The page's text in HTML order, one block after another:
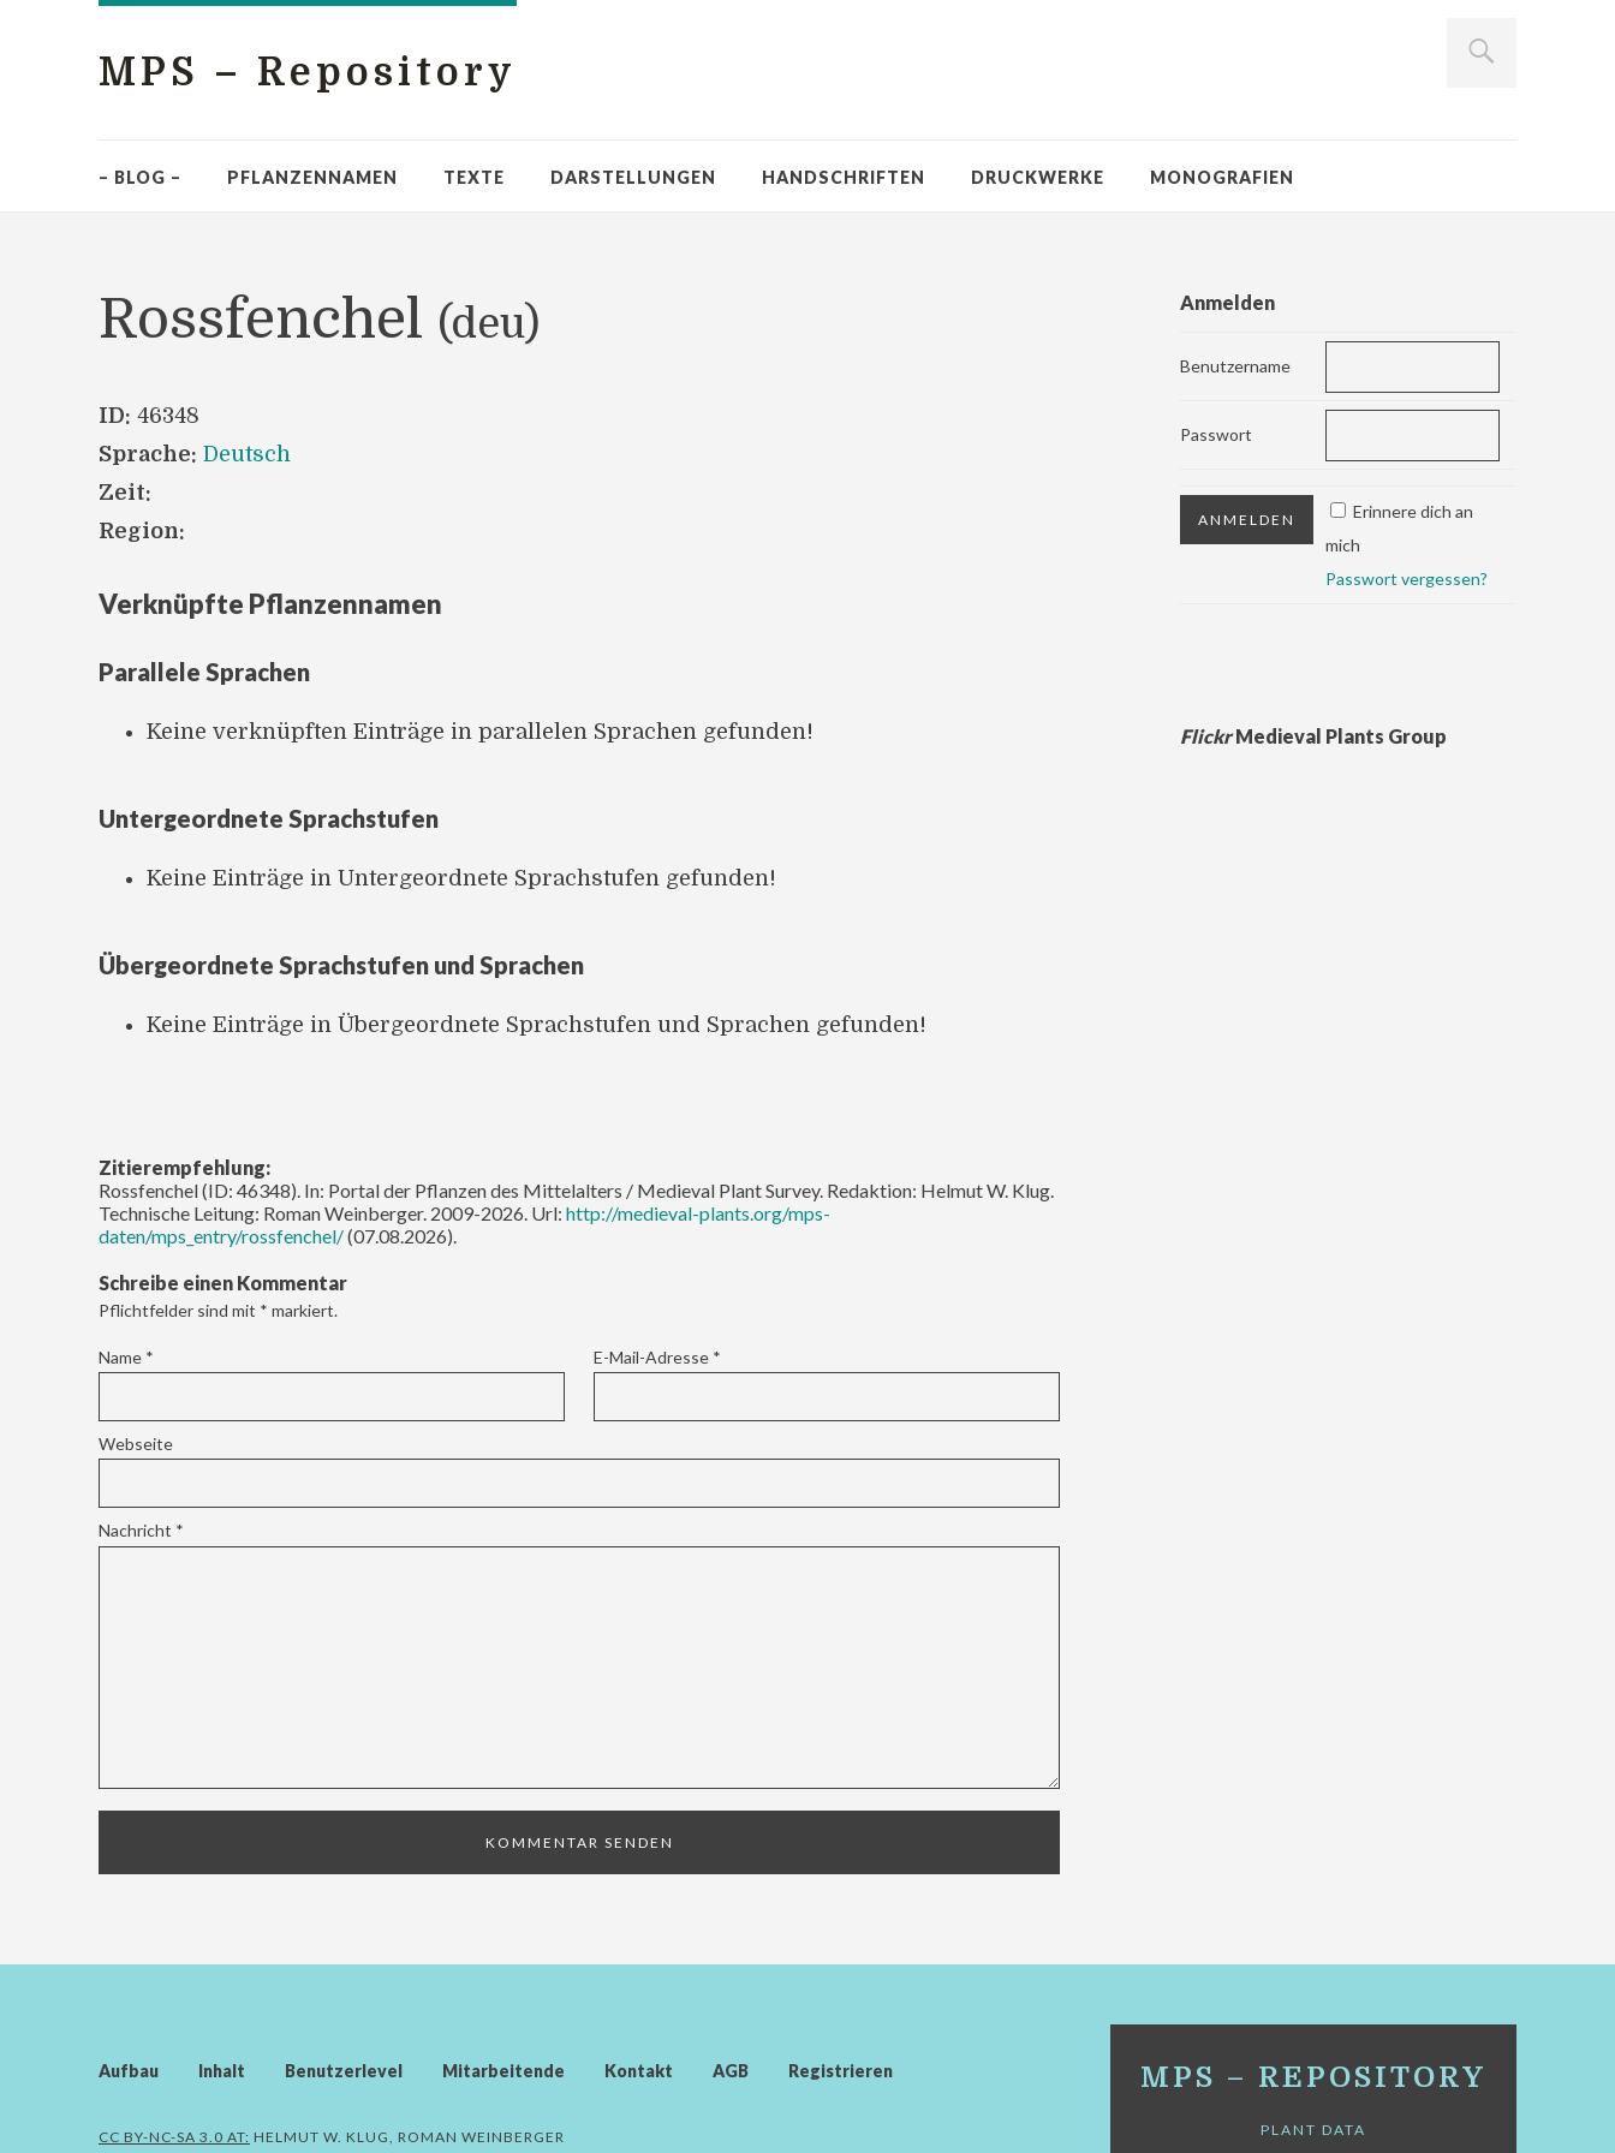
MPS – Repository
– BLOG – PFLANZENNAMEN TEXTE DARSTELLUNGEN HANDSCHRIFTEN DRUCKWERKE MONOGRAFIEN
Rossfenchel (deu)
ID: 46348
Sprache: Deutsch
Zeit:
Region:
Verknüpfte Pflanzennamen
Parallele Sprachen
Keine verknüpften Einträge in parallelen Sprachen gefunden!
Untergeordnete Sprachstufen
Keine Einträge in Untergeordnete Sprachstufen gefunden!
Übergeordnete Sprachstufen und Sprachen
Keine Einträge in Übergeordnete Sprachstufen und Sprachen gefunden!
Zitierempfehlung:
Rossfenchel (ID: 46348). In: Portal der Pflanzen des Mittelalters / Medieval Plant Survey. Redaktion: Helmut W. Klug.
Technische Leitung: Roman Weinberger. 2009-2026. Url: http://medieval-plants.org/mps-
daten/mps_entry/rossfenchel/(07.08.2026).
Schreibe einen Kommentar
Pflichtfelder sind mit * markiert.
Name * E-Mail-Adresse *
Webseite
Nachricht *
Anmelden
Benutzername
Passwort
Erinnere dich an
mich
Passwort vergessen?
FlickrMedieval Plants Group
Aufbau Inhalt Benutzerlevel Mitarbeitende Kontakt AGB Registrieren
CC BY-NC-SA 3.0 AT: HELMUT W. KLUG, ROMAN WEINBERGER
MPS – REPOSITORY
PLANT DATA